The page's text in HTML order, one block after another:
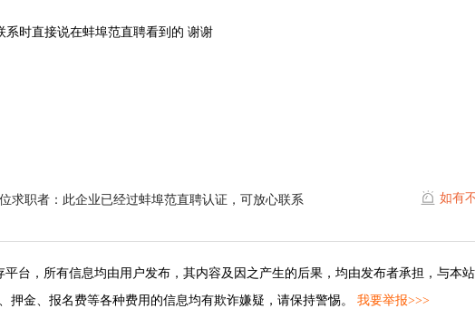
时直接说在蚌埠范直聘看到的 谢谢
求职者：此企业已经过蚌埠范直聘认证，可放心联系 如有
平台，所有信息均由用户发布，其内容及因之产生的后果，均由发布者承担，与本站
押金、报名费等各种费用的信息均有欺诈嫌疑，请保持警惕。 我要举报>>>